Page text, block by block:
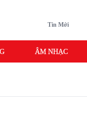
Tin Mới
ÂM NHẠC